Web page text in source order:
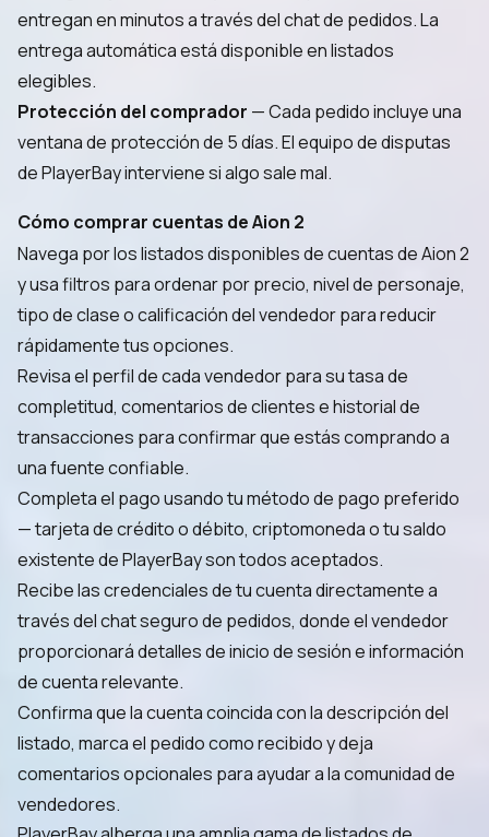
entregan en minutos a través del chat de pedidos. La
entrega automática está disponible en listados
elegibles.
Protección del comprador — Cada pedido incluye una
ventana de protección de 5 días. El equipo de disputas
de PlayerBay interviene si algo sale mal.
Cómo comprar cuentas de Aion 2
Navega por los listados disponibles de cuentas de Aion 2
y usa filtros para ordenar por precio, nivel de personaje,
tipo de clase o calificación del vendedor para reducir
rápidamente tus opciones.
Revisa el perfil de cada vendedor para su tasa de
completitud, comentarios de clientes e historial de
transacciones para confirmar que estás comprando a
una fuente confiable.
Completa el pago usando tu método de pago preferido
— tarjeta de crédito o débito, criptomoneda o tu saldo
existente de PlayerBay son todos aceptados.
Recibe las credenciales de tu cuenta directamente a
través del chat seguro de pedidos, donde el vendedor
proporcionará detalles de inicio de sesión e información
de cuenta relevante.
Confirma que la cuenta coincida con la descripción del
listado, marca el pedido como recibido y deja
comentarios opcionales para ayudar a la comunidad de
vendedores.